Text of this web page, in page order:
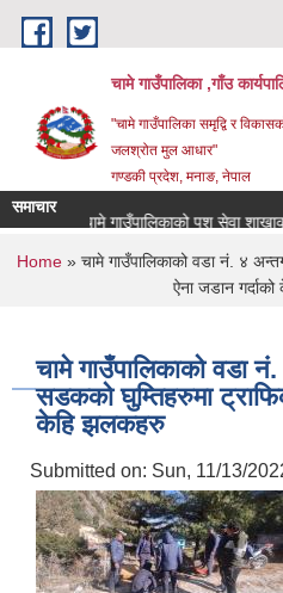
Skip to main content
चामे गाउँपालिका ,गाँउ
"चामे गाउँपालिका समृद्वि र
जलश्रोत मुल आधार"
गण्डकी प्रदेश, मनाङ, नेपाल
समाचार
चामे गाउँपालिकाको पशु सेवा शाखाको
You are here
Home» चामे गाउँपालिकाको वडा नं. ४
ऐना जडान
चामे गाउँपालिकाको वडा
सडकको घुम्तिहरुमा
केहि झलकहरु
Submitted on: Sun, 11/13/